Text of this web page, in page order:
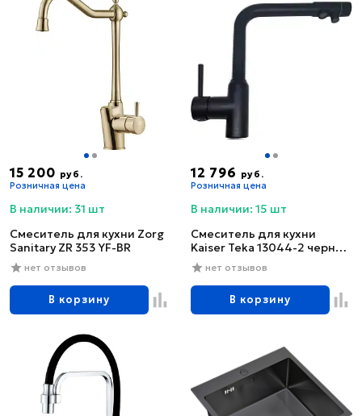
15 200 руб.
Розничная цена
В наличии: 31 шт
Смеситель для кухни Zorg
Sanitary ZR 353 YF-BR
нет отзывов
В корзину
12 796 руб.
Розничная цена
В наличии: 15 шт
Смеситель для кухни
Kaiser Teka 13044-2 черный
глянцевый
нет отзывов
В корзину